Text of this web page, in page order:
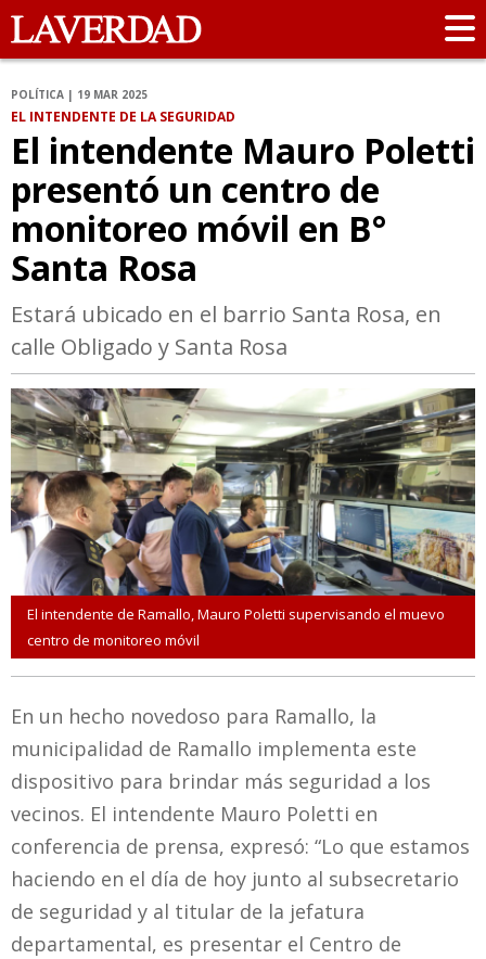
POLÍTICA | 19 MAR 2025
EL INTENDENTE DE LA SEGURIDAD
El intendente Mauro Poletti
presentó un centro de
monitoreo móvil en B°
Santa Rosa
Estará ubicado en el barrio Santa Rosa, en
calle Obligado y Santa Rosa
El intendente de Ramallo, Mauro Poletti supervisando el muevo
centro de monitoreo móvil
En un hecho novedoso para Ramallo, la
municipalidad de Ramallo implementa este
dispositivo para brindar más seguridad a los
vecinos. El intendente Mauro Poletti en
conferencia de prensa, expresó: “Lo que estamos
haciendo en el día de hoy junto al subsecretario
de seguridad y al titular de la jefatura
departamental, es presentar el Centro de